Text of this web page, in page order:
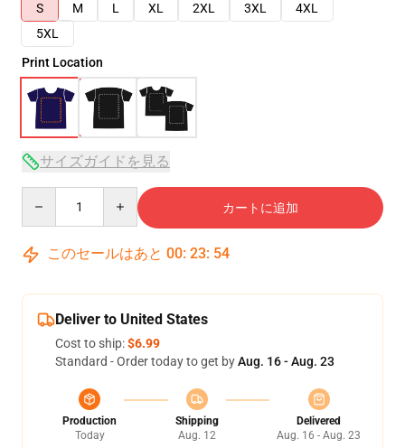
S
M L XL 2XL 3XL
4XL
5XL
Print Location
サイズガイドを見る
カートに追加
このセールはあと 00: 23: 54
Deliver to United States
Cost to ship:$6.99
Standard - Order today to get byAug. 16 - Aug. 23
Production
Today
Shipping
Aug. 12
Delivered
Aug. 16 - Aug. 23